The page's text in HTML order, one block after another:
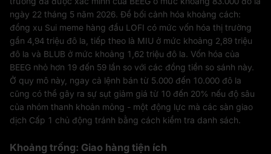
ngày 22 tháng 5 năm 2026. Để bối cảnh hóa khoảng cách:
đồng xu Sui meme hàng đầu LOFI có mức vốn hóa thị trường
gần 4,94 triệu đô la, tiếp theo là MIU ở mức khoảng 2,89 triệu
đô la và BLUB ở mức khoảng 1,62 triệu đô la. Vốn hóa của
BEEG nhỏ hơn 19 đến 59 lần so với các đồng tiền so sánh này.
Ở quy mô này, ngay cả lệnh bán từ 5.000 đến 10.000 đô la
cũng có thể gây ra sự sụt giảm giá từ 10 đến 20% nếu độ sâu
của nhóm thanh khoản mỏng - một động lực mà các sàn giao
dịch Cấp 1 chủ động tránh bằng cách kiểm tra danh sách.
Khoảng trống: Giao hàng tiện ích